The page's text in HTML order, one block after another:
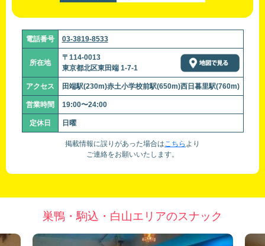
電話番号 03-3819-8533
所在地
〒114-0013
東京都北区東田端 1-7-1
アクセス 田端駅(230m)赤土小学校前駅(650m)西日暮里駅(760m)
営業時間 19:00〜24:00
定休日 日曜
掲載情報に誤りがあった場合はこちら より
ご連絡をお願いいたします。
巣鴨・駒込・白山エリアのスナック